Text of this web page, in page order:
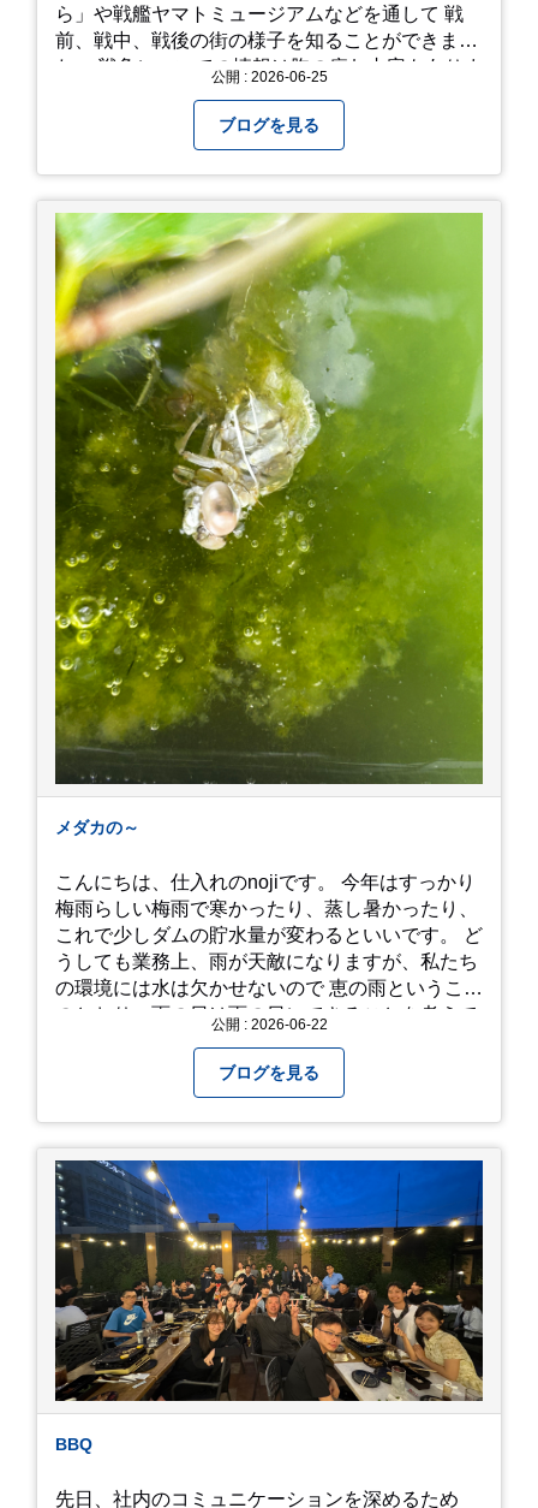
ら」や戦艦ヤマトミュージアムなどを通して 戦
前、戦中、戦後の街の様子を知ることができまし
た。 戦争についての情報は胸の痛む内容もありま
て本当に良かったです！ そして美味しい物もたく
さん。 写真は地元のスーパーで買った自分へのお
土産たち。 お好み焼きもやっぱり美味しいです
ね！ 広島また遊びに行きたいです♪
公開 : 2026-06-25
ブログを見る
メダカの～
こんにちは、仕入れのnojiです。 今年はすっかり
梅雨らしい梅雨で寒かったり、蒸し暑かったり、
これで少しダムの貯水量が変わるといいです。 ど
うしても業務上、雨が天敵になりますが、私たち
の環境には水は欠かせないので 恵の雨というこば
のとおり、雨の日は雨の日にできることを考えて
になってしまいましたが、お家には代々10年以上
続く ヒメダカがいますが、そのメダカの池にはト
ンボが卵を産んで、ヤゴがいたり、変な虫が いた
りします。ヤゴはメダカを食べてしまうのでほん
とは別にしたいのですが、トンボに かえるところ
が見たくて飼ってみました。 が、途中までかえり
そうでしたが、だめなようでした。 秋にはたくさ
んのトンボが飛んでいますが、自然の中で成虫に
かえるというのは厳しいんだなと 実感しました。
私たち、生かされている以上、一所懸命何かをし
ないともったいないなと メダカのお池のトンボか
ら教えていただきました。
公開 : 2026-06-22
ブログを見る
BBQ
先日、社内のコミュニケーションを深めるため